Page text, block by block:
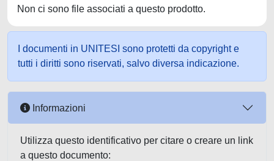
Non ci sono file associati a questo prodotto.
I documenti in UNITESI sono protetti da copyright e
tutti i diritti sono riservati, salvo diversa indicazione.
Informazioni
Utilizza questo identificativo per citare o creare un link
a questo documento: